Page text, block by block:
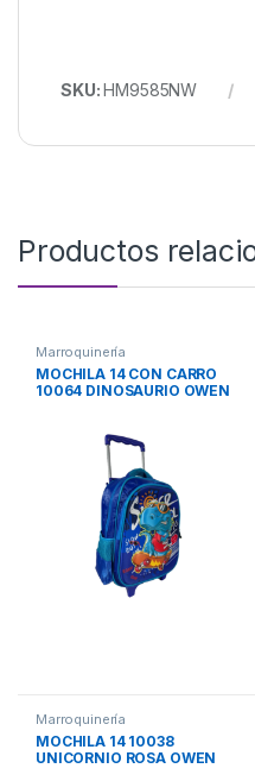
SKU:HM9585NW
Productos
Marroquinería
MOCHILA 14 CON CARRO
10064 DINOSAURIO OWEN
Marroquinería
MOCHILA 14 10038
UNICORNIO ROSA OWEN